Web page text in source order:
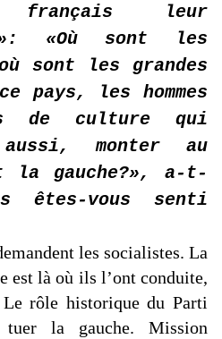
français leur
«Où sont les
sont les grandes
pays, les hommes
de culture qui
monter au
la gauche?», a-t-
êtes-vous senti
les socialistes. La
est là où ils l’ont conduite,
Le rôle historique du Parti
la gauche. Mission